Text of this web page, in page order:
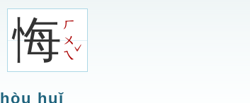
悔ㄏ
ㄨ
ㄟ
ˇ
hòu huǐ